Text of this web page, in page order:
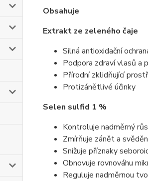
Obsahuje
Extrakt ze zeleného čaje
Silná antioxidační
Podpora zdraví vlasů a
Přírodní zklidňující
Protizánětlivé účinky
Selen sulfid 1 %
Kontroluje nadměrný
Zmírňuje zánět a
Snižuje příznaky
Obnovuje rovnováhu
Reguluje nadměrnou